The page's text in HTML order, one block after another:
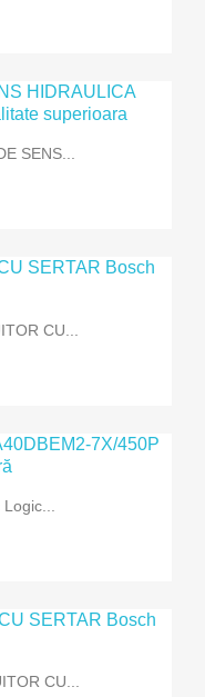
SENS...
CU...
CU...